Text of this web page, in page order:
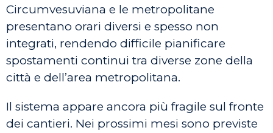
Circumvesuviana e le metropolitane
presentano orari diversi e spesso non
integrati, rendendo difficile pianificare
spostamenti continui tra diverse zone della
città e dell’area metropolitana.
Il sistema appare ancora più fragile sul fronte
dei cantieri. Nei prossimi mesi sono previste